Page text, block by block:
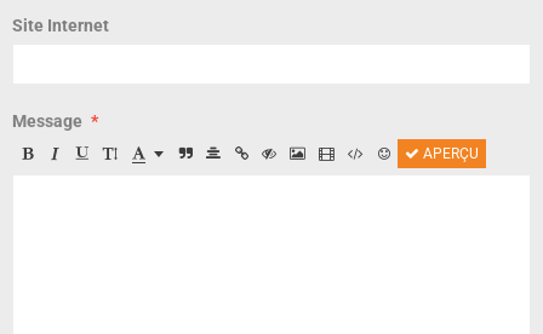
Site Internet
Message
APERÇU